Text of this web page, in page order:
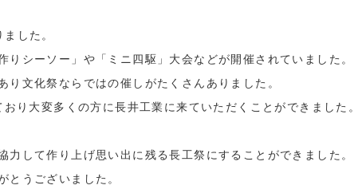
した。
シーソー」や「ミニ四駆」大会などが開催されていました。
文化祭ならではの催しがたくさんありました。
り大変多くの方に長井工業に来ていただくことができました。
して作り上げ思い出に残る長工祭にすることができました。
とうございました。